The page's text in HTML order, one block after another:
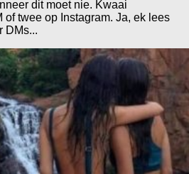
dit moet nie. Kwaai
of twee op Instagram. Ja, ek lees
DMs...